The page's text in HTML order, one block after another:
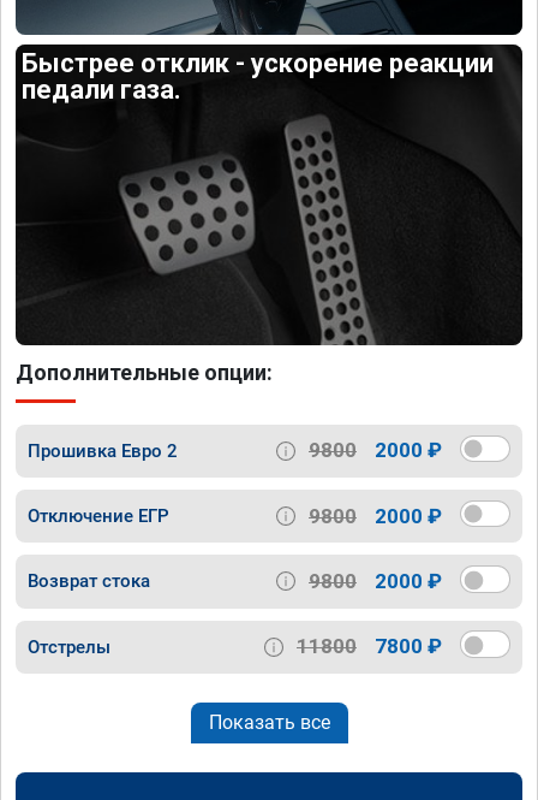
Быстрее отклик - ускорение реакции
педали газа.
Дополнительные опции:
Прошивка Евро 2 9800 2000 ₽
Отключение ЕГР 9800 2000 ₽
Возврат стока 9800 2000 ₽
Отстрелы 11800 7800 ₽
Показать все